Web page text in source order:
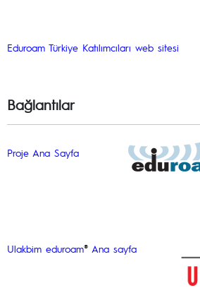
Eduroam Türkiye Katılımcıları web sitesi
Bağlantılar
Proje Ana Sayfa
Ulakbim eduroam® Ana sayfa